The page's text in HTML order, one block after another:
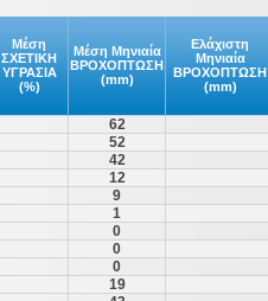
Μέση
ΣΧΕΤΙΚΗ
ΥΓΡΑΣΙΑ
(%)
Μέση Μηνιαία
ΒΡΟΧΟΠΤΩΣΗ
(mm)
Ελάχιστη
Μηνιαία
ΒΡΟΧΟΠΤΩΣΗ
(mm)
62
52
42
12
9
1
0
0
0
19